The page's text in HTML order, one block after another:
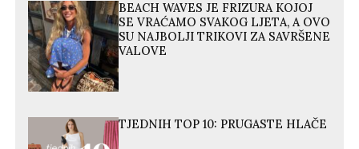
BEACH WAVES JE FRIZURA KOJOJ
SE VRAĆAMO SVAKOG LJETA, A OVO
SU NAJBOLJI TRIKOVI ZA SAVRŠENE
VALOVE
TJEDNIH TOP 10: PRUGASTE HLAČE